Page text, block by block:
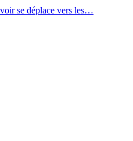
se déplace vers les…